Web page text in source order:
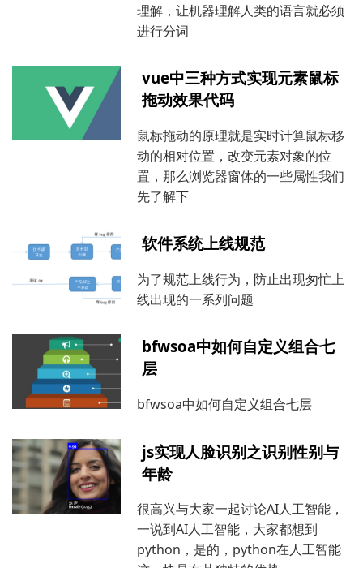
理解，让机器理解人类的语言就必须
进行分词
vue中三种方式实现元素鼠标
拖动效果代码
鼠标拖动的原理就是实时计算鼠标移
动的相对位置，改变元素对象的位
置，那么浏览器窗体的一些属性我们
先了解下
软件系统上线规范
为了规范上线行为，防止出现匆忙上
线出现的一系列问题
bfwsoa中如何自定义组合七
层
bfwsoa中如何自定义组合七层
js实现人脸识别之识别性别与
年龄
很高兴与大家一起讨论AI人工智能，
一说到AI人工智能，大家都想到
python，是的，python在人工智能